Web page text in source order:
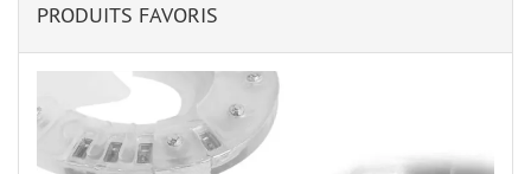
PRODUITS FAVORIS